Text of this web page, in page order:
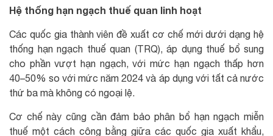
Hệ thống hạn ngạch thuế quan linh hoạt
Các quốc gia thành viên đề xuất cơ chế mới dưới dạng hệ
thống hạn ngạch thuế quan (TRQ), áp dụng thuế bổ sung
cho phần vượt hạn ngạch, với mức hạn ngạch thấp hơn
40–50% so với mức năm 2024 và áp dụng với tất cả nước
thứ ba mà không có ngoại lệ.
Cơ chế này cũng cần đảm bảo phân bổ hạn ngạch miễn
thuế một cách công bằng giữa các quốc gia xuất khẩu,